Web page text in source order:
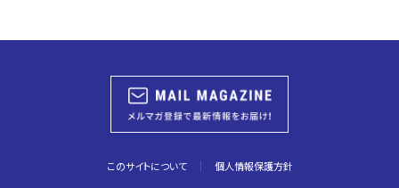
このサイトについて 個人情報保護方針